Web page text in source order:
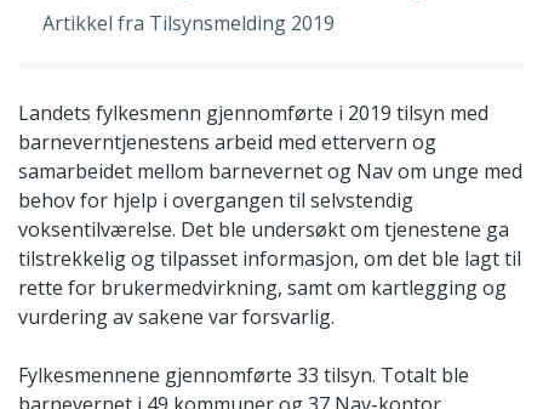
Artikkel fra Tilsynsmelding 2019
Landets fylkesmenn gjennomførte i 2019 tilsyn med
barneverntjenestens arbeid med ettervern og
samarbeidet mellom barnevernet og Nav om unge med
behov for hjelp i overgangen til selvstendig
voksentilværelse. Det ble undersøkt om tjenestene ga
tilstrekkelig og tilpasset informasjon, om det ble lagt til
rette for brukermedvirkning, samt om kartlegging og
vurdering av sakene var forsvarlig.
Fylkesmennene gjennomførte 33 tilsyn. Totalt ble